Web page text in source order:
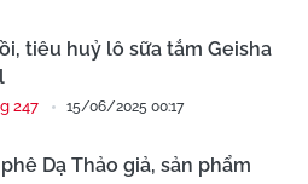
tiêu huỷ lô sữa tắm Geisha
247 15/06/2025 00:17
Dạ Thảo giả, sản phẩm